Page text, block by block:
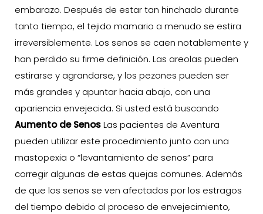
embarazo. Después de estar tan hinchado durante
tanto tiempo, el tejido mamario a menudo se estira
irreversiblemente. Los senos se caen notablemente y
han perdido su firme definición. Las areolas pueden
estirarse y agrandarse, y los pezones pueden ser
más grandes y apuntar hacia abajo, con una
apariencia envejecida. Si usted está buscando
Aumento de Senos Las pacientes de Aventura
pueden utilizar este procedimiento junto con una
mastopexia o “levantamiento de senos” para
corregir algunas de estas quejas comunes. Además
de que los senos se ven afectados por los estragos
del tiempo debido al proceso de envejecimiento,